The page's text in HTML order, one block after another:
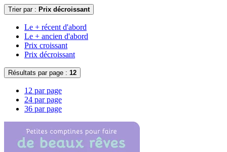
Trier par : Prix décroissant
Le + récent d'abord
Le + ancien d'abord
Prix croissant
Prix décroissant
Résultats par page : 12
12 par page
24 par page
36 par page